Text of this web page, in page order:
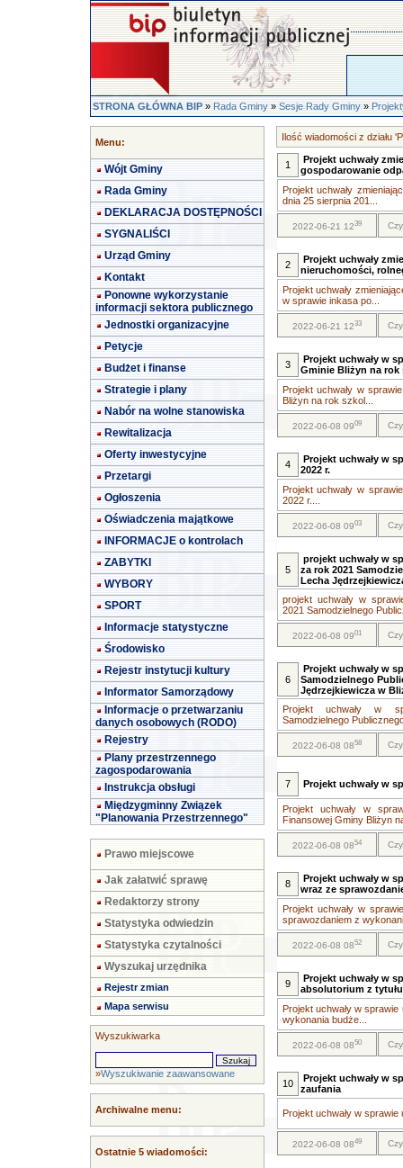
STRONA GŁÓWNA BIP»Rada Gminy»Sesje Rady Gminy»
Menu:
Wójt Gminy
Rada Gminy
DEKLARACJA DOSTĘPNOŚCI
SYGNALIŚCI
Urząd Gminy
Kontakt
Ponowne wykorzystanie
informacji sektora publicznego
Jednostki organizacyjne
Petycje
Budżet i finanse
Strategie i plany
Nabór na wolne stanowiska
Rewitalizacja
Oferty inwestycyjne
Przetargi
Ogłoszenia
Oświadczenia majątkowe
INFORMACJE o kontrolach
ZABYTKI
WYBORY
SPORT
Informacje statystyczne
Środowisko
Rejestr instytucji kultury
Informator Samorządowy
Informacje o przetwarzaniu
danych osobowych (RODO)
Rejestry
Plany przestrzennego
zagospodarowania
Instrukcja obsługi
Międzygminny Związek
"Planowania Przestrzennego"
Prawo miejscowe
Jak załatwić sprawę
Redaktorzy strony
Statystyka odwiedzin
Statystyka czytalności
Wyszukaj urzędnika
Rejestr zmian
Mapa serwisu
Wyszukiwarka
»Wyszukiwanie zaawansowane
Archiwalne menu:
Ostatnie 5 wiadomości:
Ilość wiadomości z działu
1
Projekt uchwały
gospodarowanie
Projekt uchwały
dnia 25 sierpnia 201...
2022-06-21 1239
2
Projekt uchwały
nieruchomości,
Projekt uchwały
w sprawie inkasa po...
2022-06-21 1233
3
Projekt uchwały w
Gminie Bliżyn na rok
Projekt uchwały w
Bliżyn na rok szkol...
2022-06-08 0909
4
Projekt uchwały w
2022 r.
Projekt uchwały w
2022 r....
2022-06-08 0903
5
projekt uchwały w
za rok 2021
Lecha
projekt uchwały w
2021 Samodzielnego
2022-06-08 0901
6
Projekt uchwały w
Samodzielnego
Jędrzejkiewicza w
Projekt uchwały w
Samodzielnego
2022-06-08 0858
7 Projekt uchwały w
Projekt uchwały w
Finansowej Gminy Bliżyn
2022-06-08 0854
8
Projekt uchwały w
wraz ze
Projekt uchwały w
sprawozdaniem z
2022-06-08 0852
9
Projekt uchwały w
absolutorium z
Projekt uchwały w
wykonania budże...
2022-06-08 0850
10
Projekt uchwały w
zaufania
Projekt uchwały w
2022-06-08 0849